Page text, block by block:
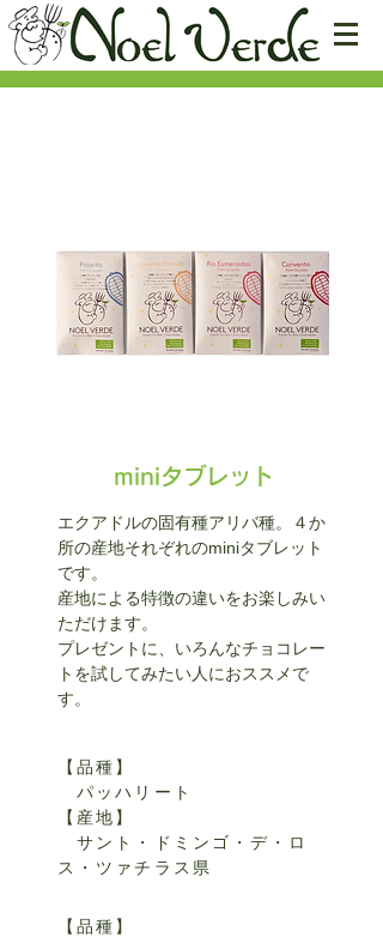
miniタブレット
エクアドルの固有種アリバ種。４か
所の産地それぞれのminiタブレット
です。
産地による特徴の違いをお楽しみい
ただけます。
プレゼントに、いろんなチョコレー
トを試してみたい人におススメで
す。
【品種】
パッハリート
【産地】
サント・ドミンゴ・デ・ロ
ス・ツァチラス県
【品種】